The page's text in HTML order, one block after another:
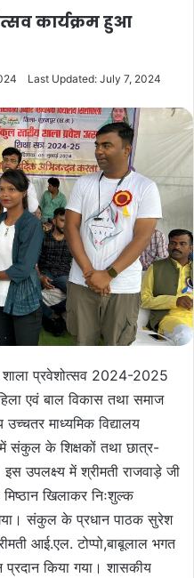
कार्यक्रम हुआ
Last Updated: July 7, 2024
प्रवेशोत्सव 2024-2025
एवं बाल विकास तथा समाज
माध्यमिक विद्यालय
संकुल के शिक्षकों तथा छात्र-
उपलक्ष्य में श्रीमती राजवाड़े जी
खिलाकर निःशुल्क
संकुल के प्रधान पाठक सुरेश
आई.एल. टोप्पो,बाबूलाल भगत
प्रदान किया गया। शासकीय